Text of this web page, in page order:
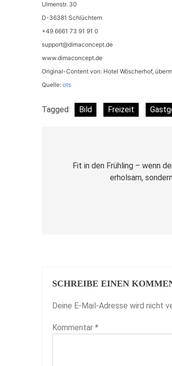
Ulmenstr. 30
D-36381 Schlüchtern
+49 6661 73 91 91 0
support@dimaconcept.de
www.dimaconcept.de
Original-Content von: Hotel Wöscherhof,
Quelle: ots
Tagged: Bild Freizeit
Fit in den Frühling – wenn
erholsam,
SCHREIBE EINEN
Deine E-Mail-Adresse wird nicht
Kommentar *